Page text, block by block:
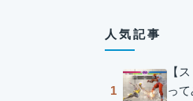
人気記事
1
【ス
っ